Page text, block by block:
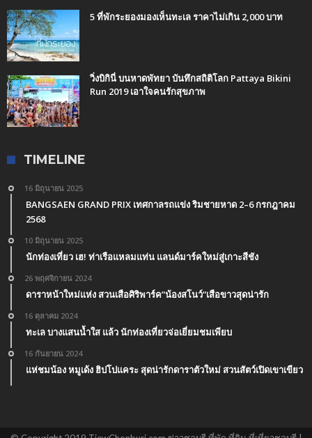
5 ที่พักระยองมองเห็นทะเล ราคาไม่เกิน 2,000 บาท
วิ่งบิกินี่ บนหาดพัทยา บันทึกสถิติโลก Pattaya Bikini
Run 2019 เอาใจคนรักสุขภาพ
TIMELINE
16 มิถุนายน 2025
BANGSAEN GRAND PRIX เทศกาลรถแข่ง ริมชายหาด 2–6 กรกฎาคม
2568
10 มิถุนายน 2025
นักท่องเที่ยว เฮ! ท่าเรือแหลมแท่น แลนด์มาร์คใหม่สู่เกาะสีชัง
26 พฤศจิกายน 2024
ดาราหน้าใหม่แห่ง สวนเสือศิริพาร์ค”น้องสโนว์”เสือขาวสุดน่ารัก
16 ตุลาคม 2024
ทะเล บางแสนน้ำใส แล้ว นักท่องเที่ยวจ่อเยี่ยมชมเพียบ
16 กันยายน 2024
แห่ชมน้อง หมูเด้ง ฮิปโปแคระ สุดน่ารักดาราตัวใหม่ สวนสัตว์เปิดเขาเขียว